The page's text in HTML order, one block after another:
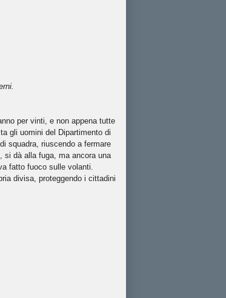
per vinti, e non appena tutte
gli uomini del Dipartimento di
squadra, riuscendo a fermare
si dà alla fuga, ma ancora una
fatto fuoco sulle volanti.
divisa, proteggendo i cittadini